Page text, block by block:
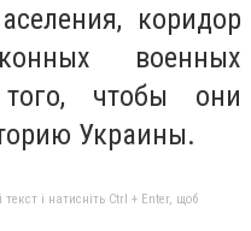
коридор
военных
чтобы они
Украины.
і натисніть Ctrl + Enter, щоб